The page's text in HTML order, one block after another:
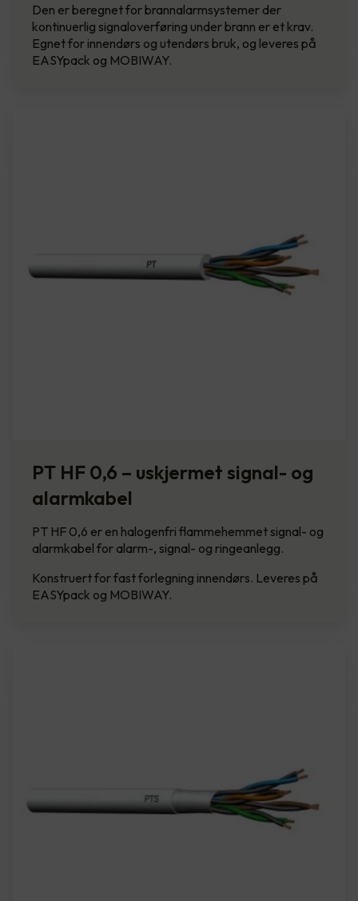
Den er beregnet for brannalarmsystemer der
kontinuerlig signaloverføring under brann er et krav.
Egnet for innendørs og utendørs bruk, og leveres på
EASYpack og MOBIWAY.
PT HF 0,6 – uskjermet signal- og
alarmkabel
PT HF 0,6 er en halogenfri flammehemmet signal- og
alarmkabel for alarm-, signal- og ringeanlegg.
Konstruert for fast forlegning innendørs. Leveres på
EASYpack og MOBIWAY.